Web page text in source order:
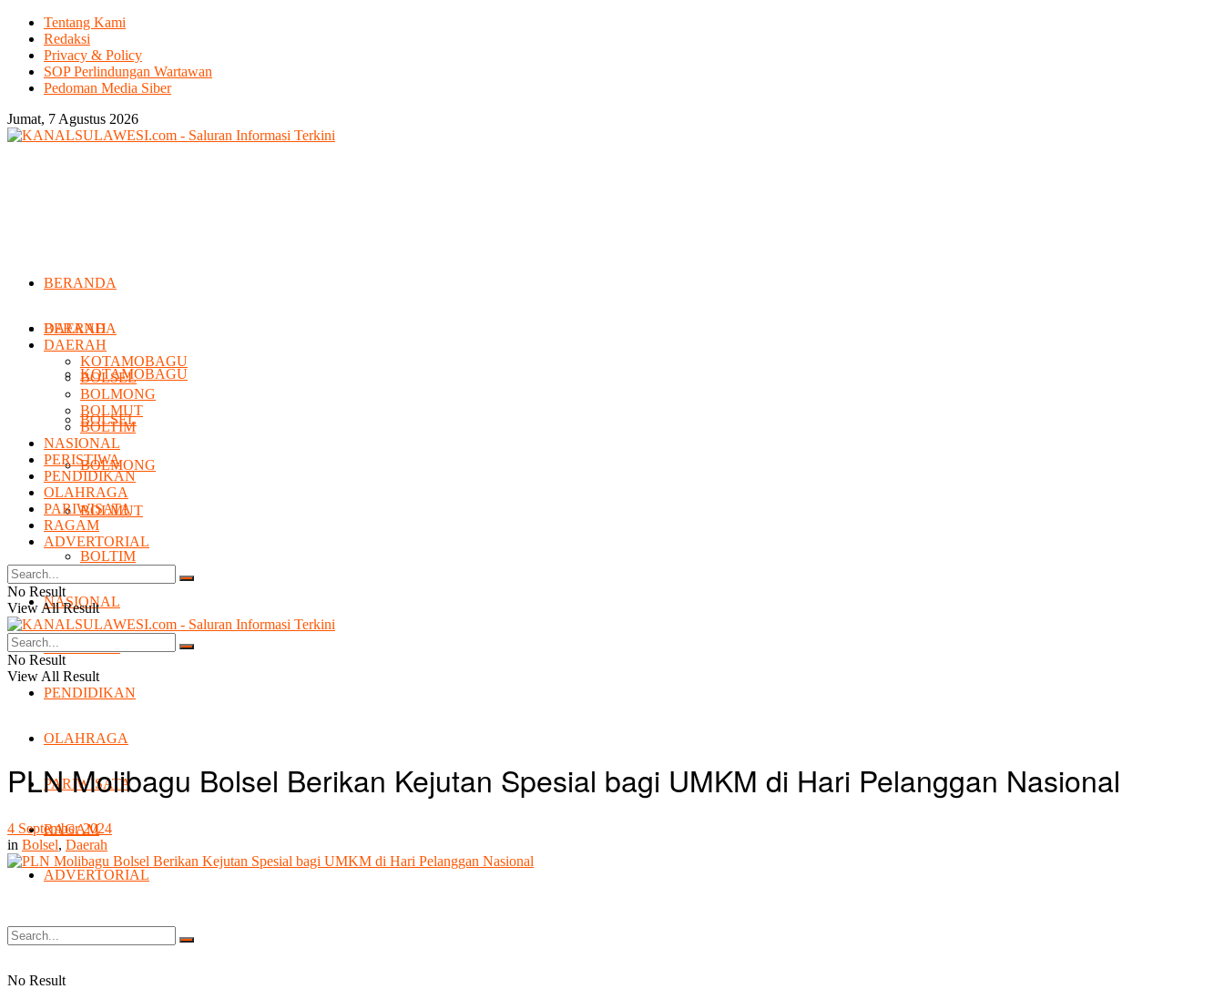
Tentang Kami
Redaksi
Privacy & Policy
SOP Perlindungan Wartawan
Pedoman Media Siber
Jumat, 7 Agustus 2026
BERANDA
DAERAH
KOTAMOBAGU
BOLSEL
BOLMONG
BOLMUT
BOLTIM
NASIONAL
PERISTIWA
PENDIDIKAN
OLAHRAGA
PARIWISATA
RAGAM
ADVERTORIAL
No Result
BERANDA
DAERAH
KOTAMOBAGU
BOLSEL
BOLMONG
BOLMUT
BOLTIM
NASIONAL
PERISTIWA
PENDIDIKAN
OLAHRAGA
PARIWISATA
RAGAM
ADVERTORIAL
No Result
View All Result
No Result
View All Result
PLN Molibagu Bolsel Berikan Kejutan Spesial bagi UMKM di Hari Pelanggan Nasional
4 September 2024
in Bolsel, Daerah